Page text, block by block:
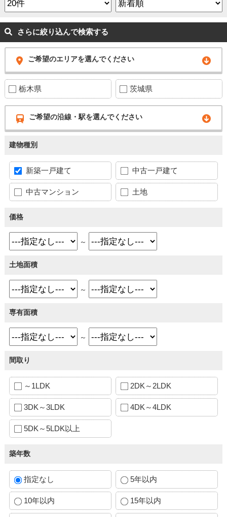
さらに絞り込んで検索する
ご希望のエリアを選んでください
栃木県 茨城県
ご希望の沿線・駅を選んでください
建物種別
新築一戸建て 中古一戸建て
中古マンション 土地
価格
～
土地面積
～
専有面積
～
間取り
～1LDK 2DK～2LDK
3DK～3LDK 4DK～4LDK
5DK～5LDK以上
築年数
指定なし 5年以内
10年以内 15年以内